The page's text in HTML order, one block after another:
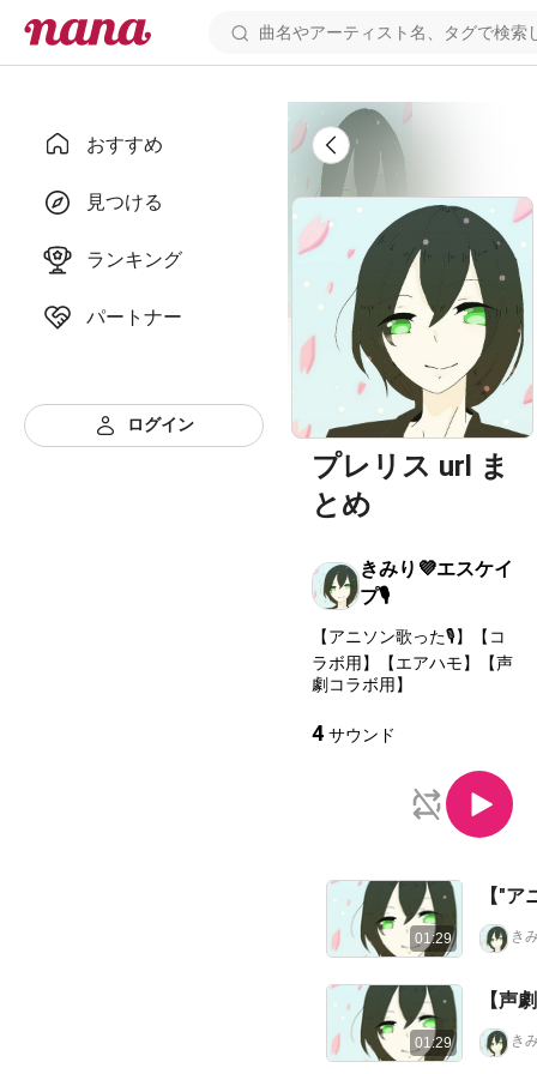
おすすめ
見つける
ランキング
パートナー
ログイン
プレリス url ま
とめ
きみり💜エスケイ
プ🎙️
【アニソン歌った🎙️】【コ
ラボ用】【エアハモ】【声
劇コラボ用】
4 サウンド
01:29
【"
き
01:29
【声
き